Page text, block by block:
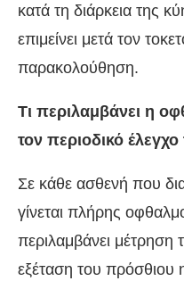
κατά τη διάρκεια της
επιμείνει μετά τον
παρακολούθηση.
Τι περιλαμβάνει η
τον περιοδικό
Σε κάθε ασθενή που
γίνεται πλήρης
περιλαμβάνει μέτρηση
εξέταση του πρόσθιου